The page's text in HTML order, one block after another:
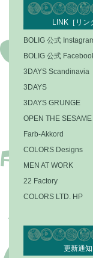
LINK［リン
BOLIG 公式
BOLIG 公式
3DAYS Scandinavia
3DAYS
3DAYS GRUNGE
OPEN THE SESAME
Farb-Akkord
COLORS Designs
MEN AT WORK
22 Factory
COLORS LTD. HP
更新通知